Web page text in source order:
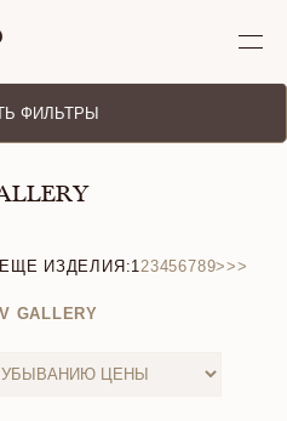
ФИЛЬТРЫ
ЕЩЕ ИЗДЕЛИЯ:123456789>>>
GALLERY